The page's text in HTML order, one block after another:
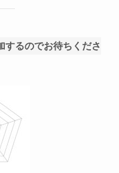
するのでお待ちくださ